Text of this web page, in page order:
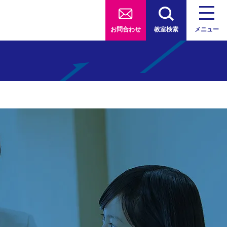
お問合わせ 教室検索 メニュー